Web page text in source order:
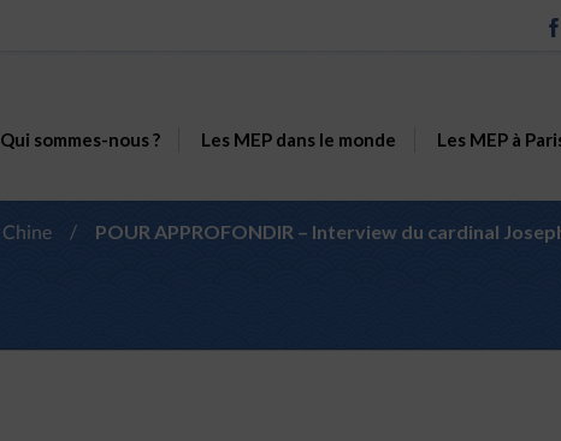
Qui sommes-nous ? Les MEP dans le monde Les MEP à
Chine /
POUR APPROFONDIR – Interview du cardinal